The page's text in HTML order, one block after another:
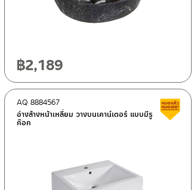
฿2,189
Clearance sale
อ่างล้างหน้าเหลี่ยม วางบนเคาน์เตอร์ แบบมีรู
ก๊อก
AQ 8884567